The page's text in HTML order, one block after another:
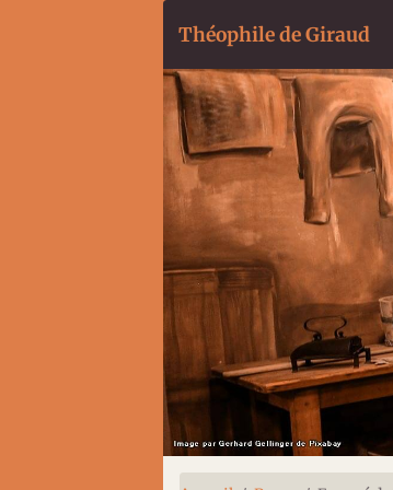
Théophile de Giraud